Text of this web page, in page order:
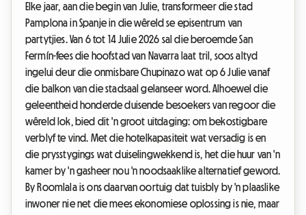
Elke jaar, aan die begin van Julie, transformeer die stad
Pamplona in Spanje in die wêreld se episentrum van
partytjies. Van 6 tot 14 Julie 2026 sal die beroemde San
Fermín-fees die hoofstad van Navarra laat tril, soos altyd
ingelui deur die onmisbare Chupinazo wat op 6 Julie vanaf
die balkon van die stadsaal gelanseer word. Alhoewel die
geleentheid honderde duisende besoekers van regoor die
wêreld lok, bied dit 'n groot uitdaging: om bekostigbare
verblyf te vind. Met die hotelkapasiteit wat versadig is en
die prysstygings wat duiselingwekkend is, het die huur van 'n
kamer by 'n gasheer nou 'n noodsaaklike alternatief geword.
By Roomlala is ons daarvan oortuig dat tuisbly by 'n plaaslike
inwoner nie net die mees ekonomiese oplossing is nie, maar